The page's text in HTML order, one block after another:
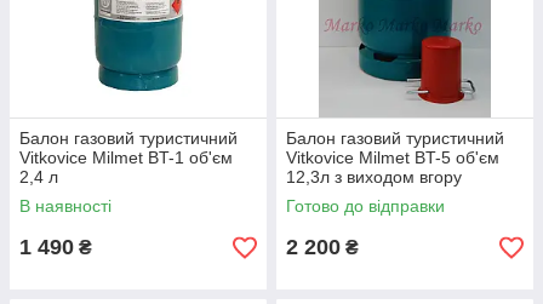
Балон газовий туристичний
Vitkovice Milmet BT-1 об'єм
2,4 л
В наявності
1 490 ₴
Балон газовий туристичний
Vitkovice Milmet BT-5 об'єм
12,3л з виходом вгору
Готово до відправки
2 200 ₴